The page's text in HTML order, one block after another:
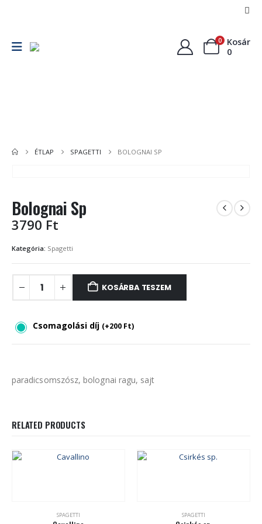
0
Kosár
0
ÉTLAP SPAGETTI BOLOGNAI SP
Bolognai Sp
3790 Ft
Kategória: Spagetti
KOSÁRBA TESZEM
Csomagolási díj (+200 Ft)
paradicsomszósz, bolognai ragu, sajt
RELATED PRODUCTS
SPAGETTI SPAGETTI